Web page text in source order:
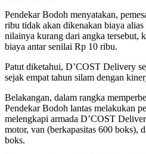
Pendekar Bodoh menyatakan,
ribu tidak akan dikenakan biaya
nilainya kurang dari angka tersebut,
biaya antar senilai Rp 10 ribu.
Patut diketahui, D’COST Delivery
sejak empat tahun silam dengan
Belakangan, dalam rangka
Pendekar Bodoh lantas melakukan
melengkapi armada D’COST
motor, van (berkapasitas 600 boks),
boks.